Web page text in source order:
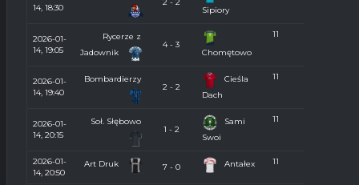
14, 18:30
Sipiory
2026-01-
14, 19:05
Rycerze z
Jadownik
4 - 3
Chomętowo
11
2026-01-
14, 19:40
Bombardierzy
2 - 2
Cieśla
Dach
11
2026-01-
14, 20:15
Soł. Słębowo
1 - 2
Sami
Swoi
11
2026-01-
14, 20:50
Art Druk 7 - 0 Antałex 11